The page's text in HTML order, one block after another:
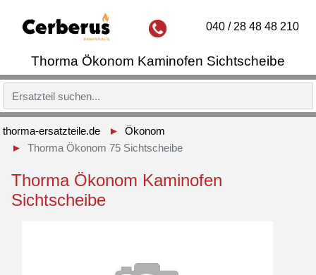
Thorma Ökonom Kaminofen Sichtscheibe
040 / 28 48 48 210
thorma-ersatzteile.de
Ökonom
Thorma Ökonom 75 Sichtscheibe
Thorma Ökonom Kaminofen
Sichtscheibe